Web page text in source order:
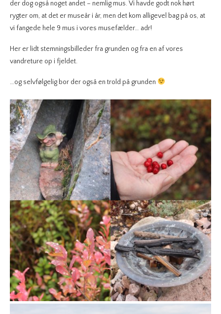
der dog også noget andet – nemlig mus. Vi havde godt nok hørt
rygter om, at det er museår i år, men det kom alligevel bag på os, at
vi fangede hele 9 mus i vores musefælder… adr!
Her er lidt stemningsbilleder fra grunden og fra en af vores
vandreture op i fjeldet.
…og selvfølgelig bor der også en trold på grunden